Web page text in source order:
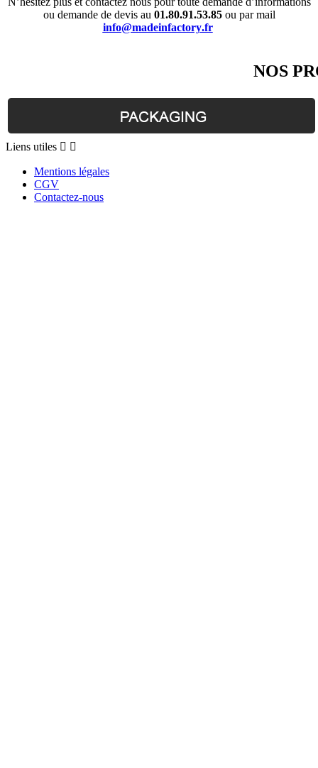
ou demande de devis au 01.80.91.53.85ou par mail
info@madeinfactory.fr
NOS
Liens
Liens utiles  
Mentions légales
CGV
Contactez-nous